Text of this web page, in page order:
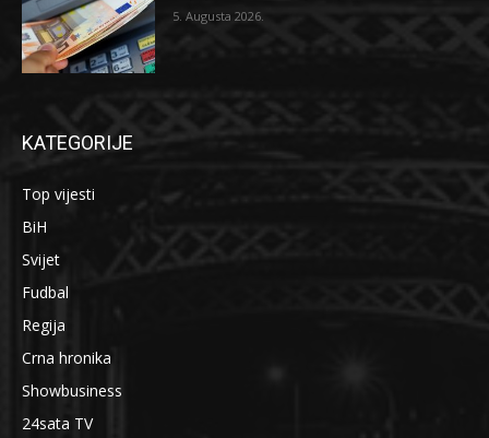
5. Augusta 2026.
KATEGORIJE
Top vijesti
BiH
Svijet
Fudbal
Regija
Crna hronika
Showbusiness
24sata TV